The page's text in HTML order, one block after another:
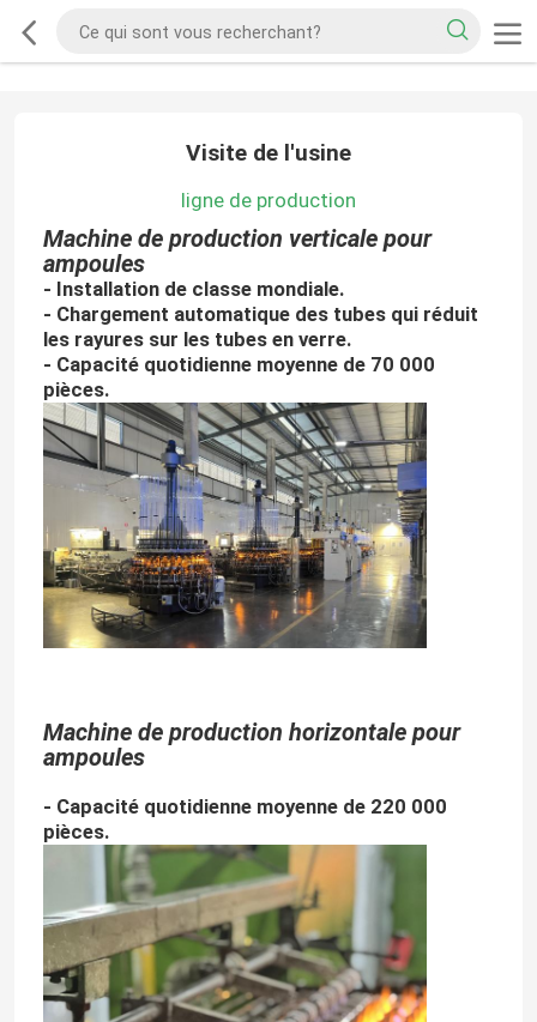
Visite de l'usine
ligne de production
Machine de production verticale pour
ampoules
- Installation de classe mondiale.
- Chargement automatique des tubes qui réduit
les rayures sur les tubes en verre.
- Capacité quotidienne moyenne de 70 000
pièces.
Machine de production horizontale pour
ampoules
- Capacité quotidienne moyenne de 220 000
pièces.